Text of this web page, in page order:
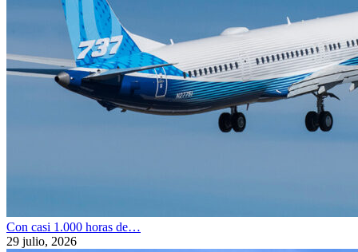
Con casi 1.000 horas de…
29 julio, 2026